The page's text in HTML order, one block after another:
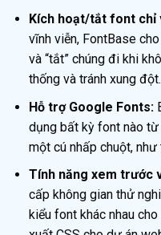
Kích hoạt/tắt font chỉ
vĩnh viễn, FontBase
và “tắt” chúng đi khi
thống và tránh xung đột.
Hỗ trợ Google Fonts:
dụng bất kỳ font nào
một cú nhấp chuột,
Tính năng xem trước
cấp không gian thử
kiểu font khác nhau